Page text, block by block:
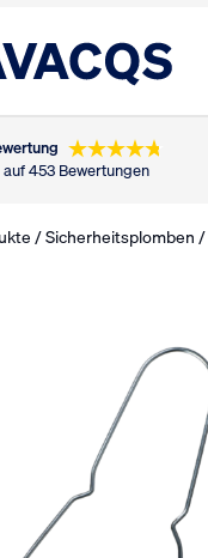
453 Bewertungen
/Sicherheitsplomben/